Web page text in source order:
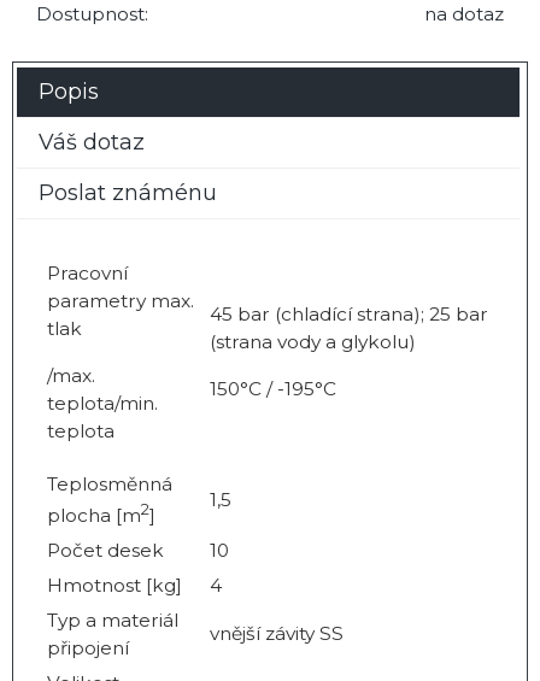
Dostupnost:
na dotaz
Popis
Váš dotaz
Poslat známénu
Pracovní
parametry max.
tlak
/max.
teplota/min.
teplota
45 bar (chladící strana); 25 bar
(strana vody a glykolu)
150°C / -195°C
Teplosměnná
plocha [m2]
1,5
Počet desek
10
Hmotnost [kg]
4
Typ a materiál
připojení
vnější závity SS